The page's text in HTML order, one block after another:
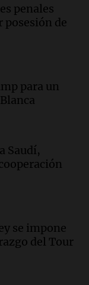
empleo
se enteró
del
intendenta
Lago
penales
posesión de
para un
Saudí,
se impone
del Tour